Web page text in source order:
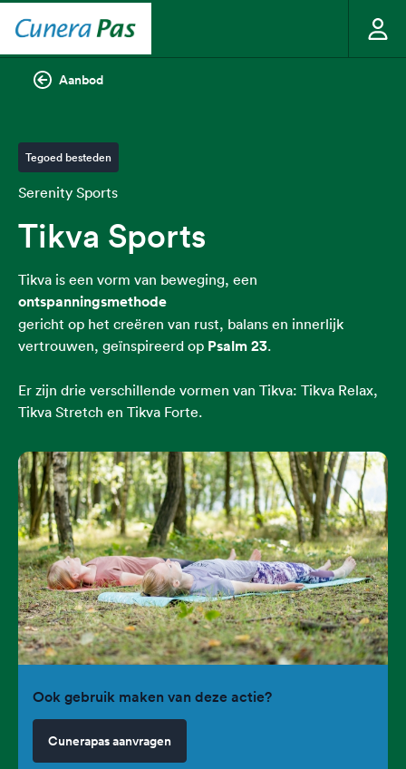
Aanbod
Tegoed besteden
Serenity Sports
Tikva Sports
Tikva is een vorm van beweging, een
ontspanningsmethode
gericht op het creëren van rust, balans en innerlijk
vertrouwen, geïnspireerd op Psalm 23.
Er zijn drie verschillende vormen van Tikva: Tikva Relax,
Tikva Stretch en Tikva Forte.
Ook gebruik maken van deze actie?
Cunerapas aanvragen